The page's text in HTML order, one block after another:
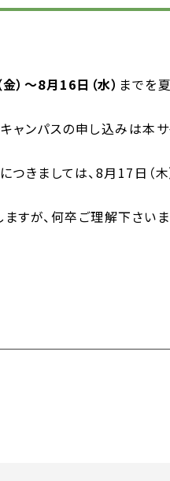
）～8月16日（水） までを
ンパスの申し込みは本サ
きましては、8月17日（木
すが、何卒ご理解下さいま